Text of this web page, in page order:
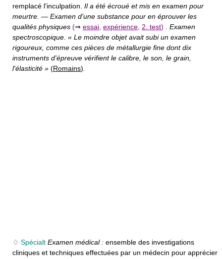
remplacé l'inculpation. Il a été écroué et mis en examen pour
meurtre. — Examen d'une substance pour en éprouver les
qualités physiques (⇒ essai expérience 2. test) . Examen
spectroscopique. « Le moindre objet avait subi un examen
rigoureux, comme ces pièces de métallurgie fine dont dix
instruments d'épreuve vérifient le calibre, le son, le grain,
l'élasticité » (Romains)
♢ Spécialt Examen médical : ensemble des investigations
cliniques et techniques effectuées par un médecin pour apprécier